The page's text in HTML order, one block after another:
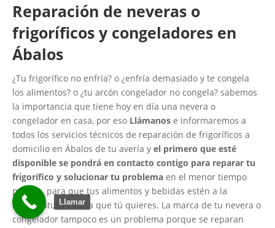
Reparación de neveras o
frigoríficos y congeladores en
Ábalos
¿Tu frigorífico no enfría? o ¿enfría demasiado y te congela
los alimentos? o ¿tu arcón congelador no congela? sabemos
la importancia que tiene hoy en día una nevera o
congelador en casa, por eso Llámanos e informaremos a
todos los servicios técnicos de reparación de frigoríficos a
domicilio en Ábalos de tu avería y el primero que esté
disponible se pondrá en contacto contigo para reparar tu
frigorífico y solucionar tu problema en el menor tiempo
posible, para que tus alimentos y bebidas estén a la
temperatura exacta que tú quieres. La marca de tu nevera o
congelador tampoco es un problema porque se reparan
Llamar